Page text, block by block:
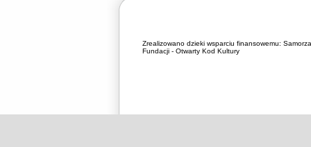
Zrealizowano dzieki wsparciu finansowemu:
Fundacji - Otwarty Kod Kultury